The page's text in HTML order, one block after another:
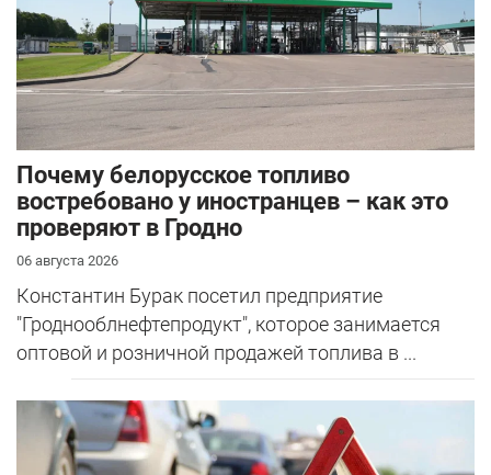
Почему белорусское топливо
востребовано у иностранцев – как это
проверяют в Гродно
06 августа 2026
Константин Бурак посетил предприятие
"Гроднооблнефтепродукт", которое занимается
оптовой и розничной продажей топлива в ...